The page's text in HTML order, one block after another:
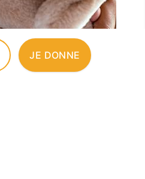
JE DONNE